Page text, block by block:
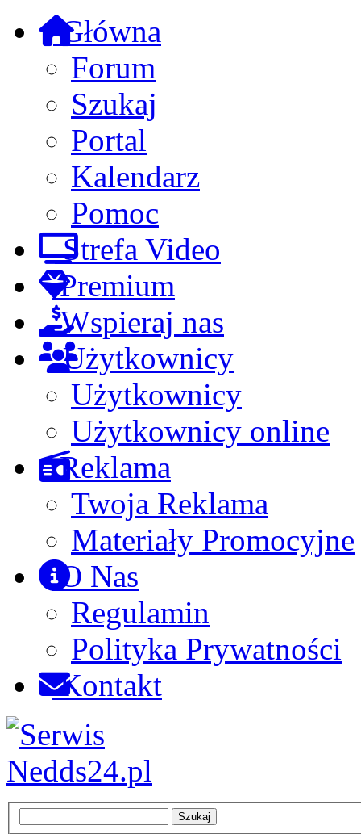
Główna
Forum
Szukaj
Portal
Kalendarz
Pomoc
Strefa Video
Premium
Wspieraj nas
Użytkownicy
Użytkownicy
Użytkownicy online
Reklama
Twoja Reklama
Materiały Promocyjne
O Nas
Regulamin
Polityka Prywatności
Kontakt